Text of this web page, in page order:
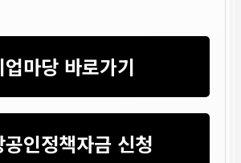
업마당 바로가기
인정책자금 신청